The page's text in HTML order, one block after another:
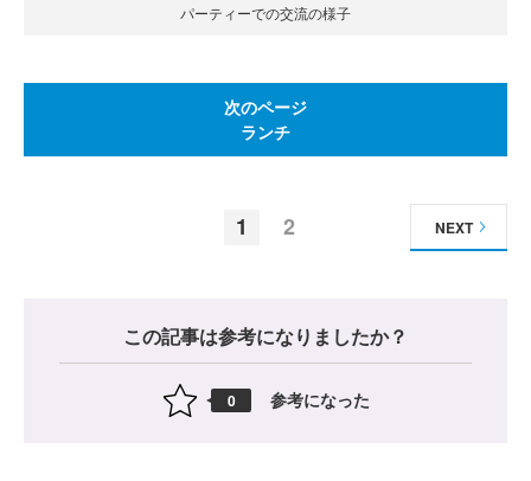
パーティーでの交流の様子
次のページ
ランチ
1 2 NEXT
この記事は参考になりましたか？
0 参考になった